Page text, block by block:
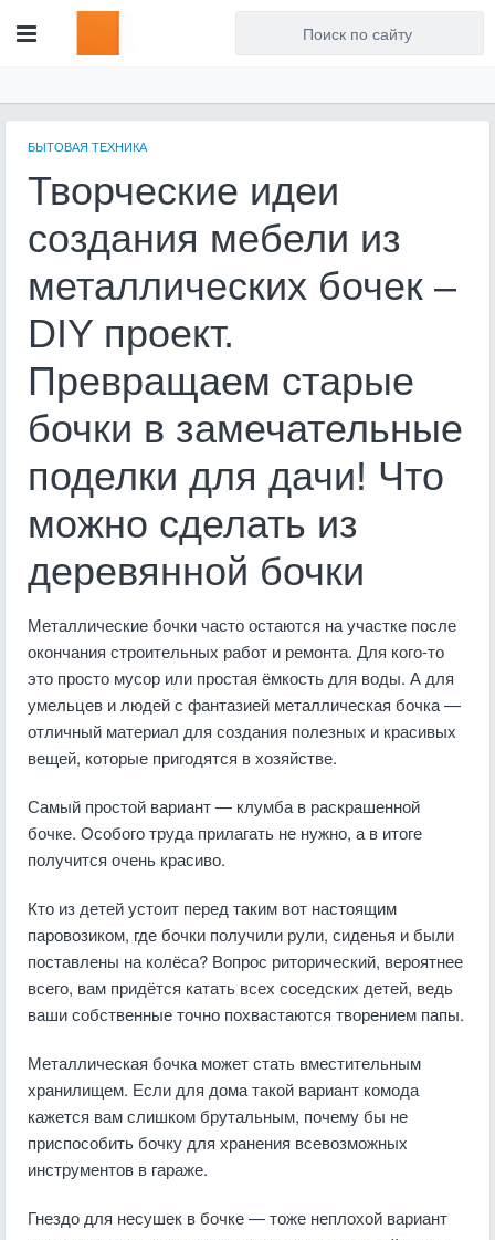
БЫТОВАЯ ТЕХНИКА
Творческие идеи
создания мебели из
металлических бочек –
DIY проект.
Превращаем старые
бочки в замечательные
поделки для дачи! Что
можно сделать из
деревянной бочки
Металлические бочки часто остаются на участке после
окончания строительных работ и ремонта. Для кого-то
это просто мусор или простая ёмкость для воды. А для
умельцев и людей с фантазией металлическая бочка —
отличный материал для создания полезных и красивых
вещей, которые пригодятся в хозяйстве.
Самый простой вариант — клумба в раскрашенной
бочке. Особого труда прилагать не нужно, а в итоге
получится очень красиво.
Кто из детей устоит перед таким вот настоящим
паровозиком, где бочки получили рули, сиденья и были
поставлены на колёса? Вопрос риторический, вероятнее
всего, вам придётся катать всех соседских детей, ведь
ваши собственные точно похвастаются творением папы.
Металлическая бочка может стать вместительным
хранилищем. Если для дома такой вариант комода
кажется вам слишком брутальным, почему бы не
приспособить бочку для хранения всевозможных
инструментов в гараже.
Гнездо для несушек в бочке — тоже неплохой вариант
Для любых предложений по
сайту: artist71@cp9.ru